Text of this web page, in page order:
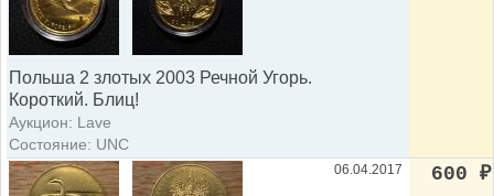
Польша 2 злотых 2003 Речной Угорь.
Короткий. Блиц!
Аукцион: Lave
Состояние: UNC
06.04.2017 600 ₽